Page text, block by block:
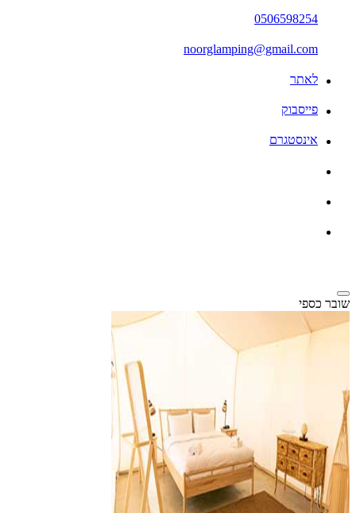
0506598254
noorglamping@gmail.com
לאתר
פייסבוק
אינסטגרם
שובר כספי